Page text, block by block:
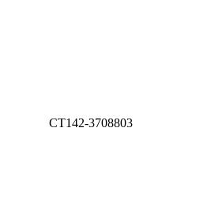
СТ142-3708803